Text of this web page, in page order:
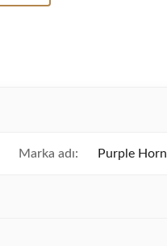
Marka adı: Purple Horn